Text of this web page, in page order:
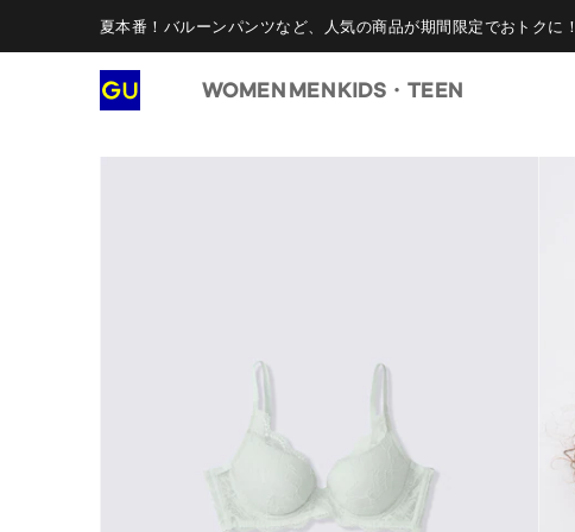
夏本番！バルーンパンツなど、人気の商品が期間限定でおトクに！
WOMEN MENKIDS・TEEN